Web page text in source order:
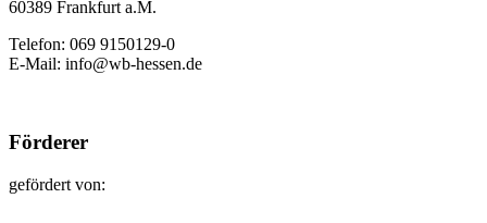
60389 Frankfurt a.M.
Telefon: 069 9150129-0
E-Mail: info@wb-hessen.de
Förderer
gefördert von: